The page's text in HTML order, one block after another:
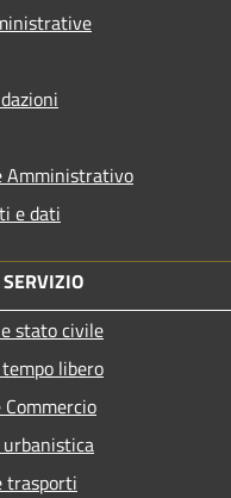
Amministrativo
e dati
stato civile
libero
Commercio
trasporti